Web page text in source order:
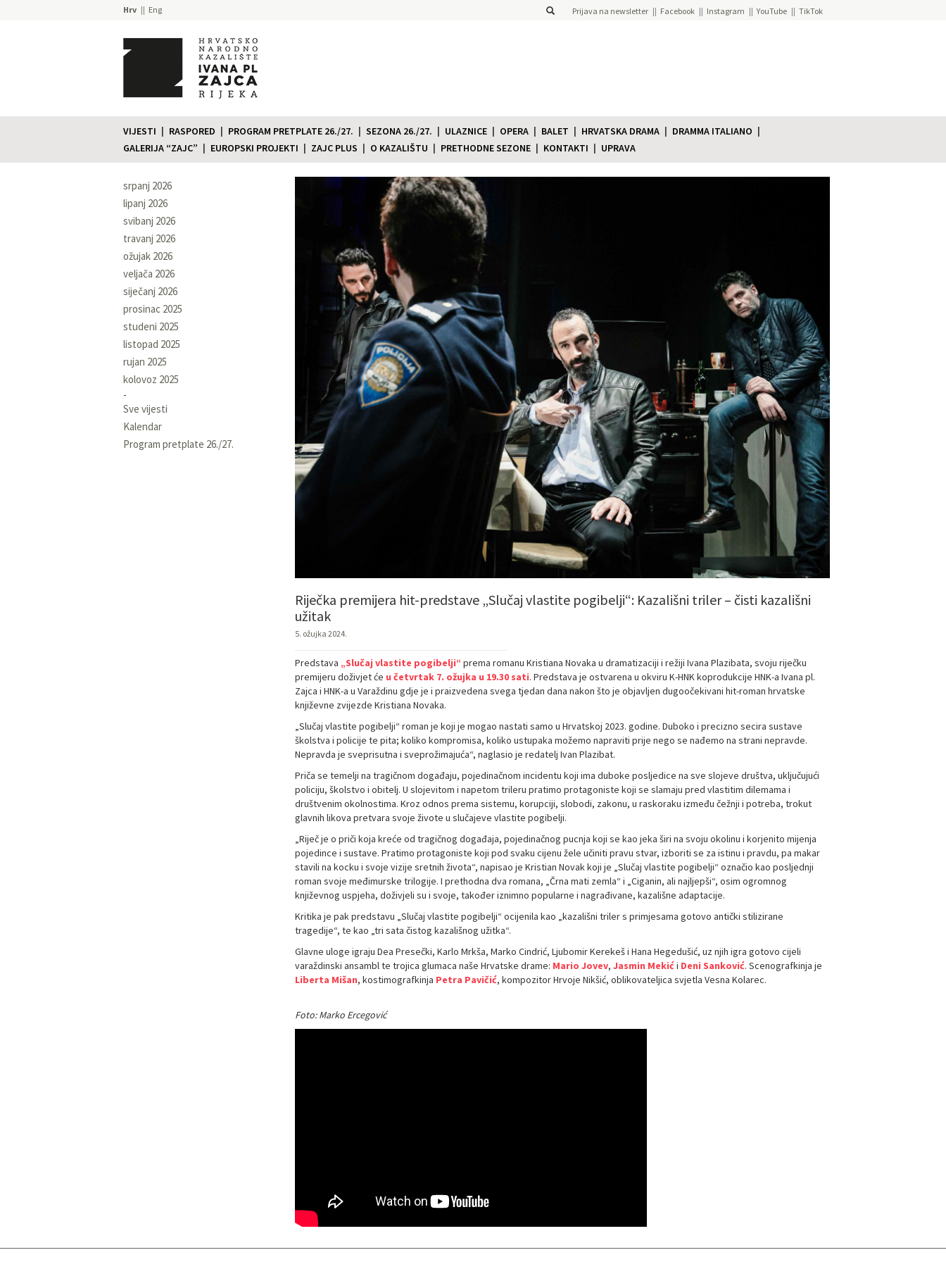
Hrv Eng Prijava na newsletter Facebook Instagram YouTube TikTok
VIJESTI RASPORED PROGRAM PRETPLATE 26./27. SEZONA 26./27. ULAZNICE OPERA BALET HRVATSKA DRAMA
DRAMMA ITALIANO
GALERIJA “ZAJC”
EUROPSKI PROJEKTI ZAJC PLUS O KAZALIŠTU PRETHODNE SEZONE KONTAKTI UPRAVA
srpanj 2026
lipanj 2026
svibanj 2026
travanj 2026
ožujak 2026
veljača 2026
siječanj 2026
prosinac 2025
studeni 2025
listopad 2025
rujan 2025
kolovoz 2025
Sve vijesti
Kalendar
Program pretplate 26./27.
Riječka premijera hit-predstave „Slučaj vlastite pogibelji“: Kazališni triler – čisti kazališni
užitak
5. ožujka 2024.
Predstava „Slučaj vlastite pogibelji“ prema romanu Kristiana Novaka u dramatizaciji i režiji Ivana Plazibata, svoju riječku
premijeru doživjet će u četvrtak 7. ožujka u 19.30 sati. Predstava je ostvarena u okviru K-HNK koprodukcije HNK-a Ivana pl.
Zajca i HNK-a u Varaždinu gdje je i praizvedena svega tjedan dana nakon što je objavljen dugoočekivani hit-roman hrvatske
književne zvijezde Kristiana Novaka.
„Slučaj vlastite pogibelji“ roman je koji je mogao nastati samo u Hrvatskoj 2023. godine. Duboko i precizno secira sustave
školstva i policije te pita; koliko kompromisa, koliko ustupaka možemo napraviti prije nego se nađemo na strani nepravde.
Nepravda je sveprisutna i sveprožimajuća“, naglasio je redatelj Ivan Plazibat.
Priča se temelji na tragičnom događaju, pojedinačnom incidentu koji ima duboke posljedice na sve slojeve društva, uključujući
policiju, školstvo i obitelj. U slojevitom i napetom trileru pratimo protagoniste koji se slamaju pred vlastitim dilemama i
društvenim okolnostima. Kroz odnos prema sistemu, korupciji, slobodi, zakonu, u raskoraku između čežnji i potreba, trokut
glavnih likova pretvara svoje živote u slučajeve vlastite pogibelji.
„Riječ je o priči koja kreće od tragičnog događaja, pojedinačnog pucnja koji se kao jeka širi na svoju okolinu i korjenito mijenja
pojedince i sustave. Pratimo protagoniste koji pod svaku cijenu žele učiniti pravu stvar, izboriti se za istinu i pravdu, pa makar
stavili na kocku i svoje vizije sretnih života“, napisao je Kristian Novak koji je „Slučaj vlastite pogibelji“ označio kao posljednji
roman svoje međimurske trilogije. I prethodna dva romana, „Črna mati zemla“ i „Ciganin, ali najljepši“, osim ogromnog
književnog uspjeha, doživjeli su i svoje, također iznimno popularne i nagrađivane, kazališne adaptacije.
Kritika je pak predstavu „Slučaj vlastite pogibelji“ ocijenila kao „kazališni triler s primjesama gotovo antički stilizirane
tragedije“, te kao „tri sata čistog kazališnog užitka“.
Glavne uloge igraju Dea Presečki, Karlo Mrkša, Marko Cindrić, Ljubomir Kerekeš i Hana Hegedušić, uz njih igra gotovo cijeli
varaždinski ansambl te trojica glumaca naše Hrvatske drame: Mario Jovev, Jasmin Mekići Deni Sanković. Scenografkinja je
Liberta Mišan, kostimografkinja Petra Pavičić, kompozitor Hrvoje Nikšić, oblikovateljica svjetla Vesna Kolarec.
Foto: Marko Ercegović